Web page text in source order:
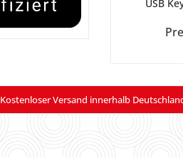
USB
Kostenloser Versand innerhalb